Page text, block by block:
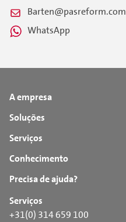
Barten@pasreform.com
WhatsApp
A empresa
Soluções
Serviços
Conhecimento
Precisa de ajuda?
Serviços
+31(0) 314 659 100